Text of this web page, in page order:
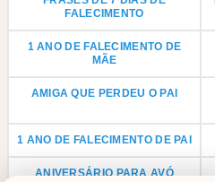
FALECIMENTO
1 ANO DE FALECIMENTO DE
MÃE
AMIGA QUE PERDEU O PAI
1 ANO DE FALECIMENTO DE PAI
ANIVERSÁRIO PARA AVÓ